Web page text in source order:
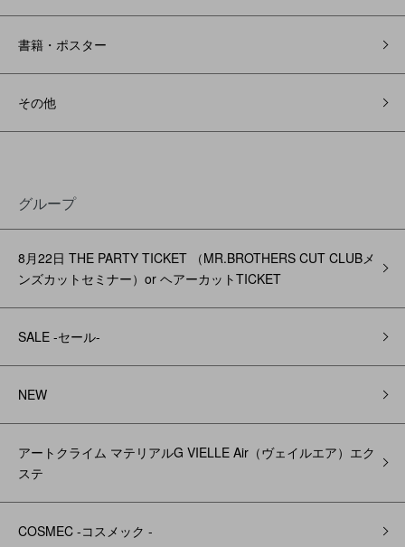
書籍・ポスター
その他
グループ
8月22日 THE PARTY TICKET （MR.BROTHERS CUT CLUBメ
ンズカットセミナー）or ヘアーカットTICKET
SALE -セール-
NEW
アートクライム マテリアルG VIELLE Air（ヴェイルエア）エク
ステ
COSMEC -コスメック -